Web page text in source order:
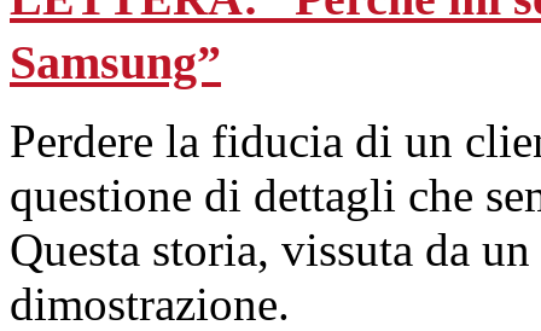
Samsung”
Perdere la fiducia di un
questione di dettagli che
Questa storia, vissuta da
dimostrazione.